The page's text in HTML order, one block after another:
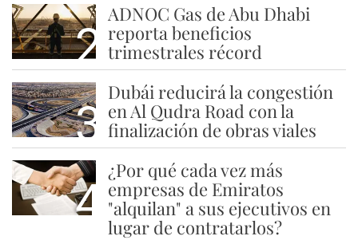
2
ADNOC Gas de Abu Dhabi
reporta beneficios
trimestrales récord
3
Dubái reducirá la congestión
en Al Qudra Road con la
finalización de obras viales
4
¿Por qué cada vez más
empresas de Emiratos
"alquilan" a sus ejecutivos en
lugar de contratarlos?